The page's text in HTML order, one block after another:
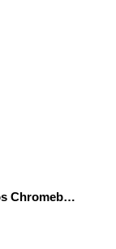
Dale una oportunidad a los Chromebooks y utiliza un proyector para realizar talleres si no tienes pantallas táctiles